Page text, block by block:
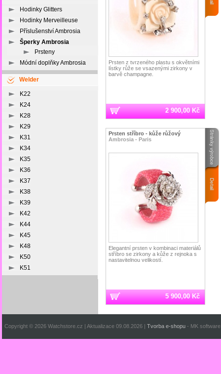
Hodinky Glitters
Hodinky Merveilleuse
Příslušenství Ambrosia
Šperky Ambrosia
Prsteny
Módní doplňky Ambrosia
Welder
K22
K24
K28
K29
K31
K34
K35
K36
K37
K38
K39
K42
K44
K45
K48
K50
K51
Prsten z tvrzeného plastu s okvětními
lístky růže se vsazenými zirkony v
barvě champagne.
2 900,00 Kč
Prsten stříbro - kůže růžový
Ambrosia - Paris
Elegantní prsten v kombinaci materiálů
stříbro se zirkony a kůže z rejnoka s
nastavitelnou velikostí.
5 900,00 Kč
Copyright © 2026 Watchstore.cz | Aktualizace 09.08.2026 | Tvorba e-shopu - MK